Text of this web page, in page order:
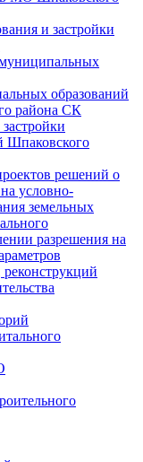
и застройки
образований
района СК
Шпаковского
решений о
условно-
земельных
разрешения на
реконструкций